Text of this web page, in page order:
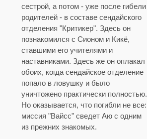
сестрой, а потом - уже после гибели
родителей - в составе сендайского
отделения "Критикер". Здесь он
познакомился с Сионом и Кикё,
ставшими его учителями и
наставниками. Здесь же он оплакал
обоих, когда сендайское отделение
попало в ловушку и было
уничтожено практически полностью.
Но оказывается, что погибли не все:
миссия "Вайсс" сведет Аю с одним
из прежних знакомых.